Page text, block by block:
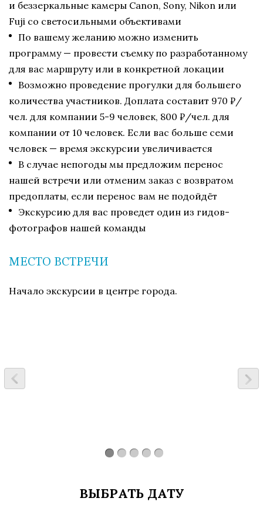
и беззеркальные камеры Canon, Sony, Nikon или
Fuji со светосильными объективами
По вашему желанию можно изменить
программу — провести съемку по разработанному
для вас маршруту или в конкретной локации
Возможно проведение прогулки для большего
количества участников. Доплата составит 970 ₽/
чел. для компании 5-9 человек, 800 ₽/чел. для
компании от 10 человек. Если вас больше семи
человек — время экскурсии увеличивается
В случае непогоды мы предложим перенос
нашей встречи или отменим заказ с возвратом
предоплаты, если перенос вам не подойдёт
Экскурсию для вас проведет один из гидов-
фотографов нашей команды
МЕСТО ВСТРЕЧИ
Начало экскурсии в центре города.
ВЫБРАТЬ ДАТУ